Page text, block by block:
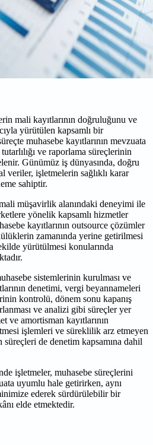
mali kayıtlarının doğruluğunu ve
yürütülen kapsamlı bir
muhasebe kayıtlarının mevzuata
ve raporlama süreçlerinin
Günümüz iş dünyasında, doğru
veriler, işletmelerin sağlıklı karar
sahiptir.
müşavirlik alanındaki deneyimi ile
yönelik kapsamlı hizmetler
kayıtlarının outsource çözümler
zamanında yerine getirilmesi
yürütülmesi konularında
sistemlerinin kurulması ve
denetimi, vergi beyannameleri
kontrolü, dönem sonu kapanış
ve analizi gibi süreçler yer
ve amortisman kayıtlarının
işlemleri ve süreklilik arz etmeyen
de denetim kapsamına dahil
işletmeler, muhasebe süreçlerini
uyumlu hale getirirken, aynı
ederek sürdürülebilir bir
elde etmektedir.